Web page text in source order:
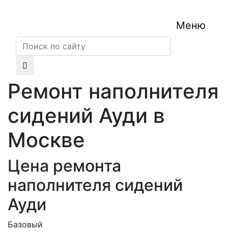
Меню
Ремонт наполнителя
сидений Ауди в
Москве
Цена ремонта
наполнителя сидений
Ауди
Базовый